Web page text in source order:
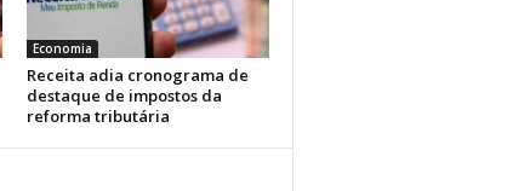
Economia
Receita adia cronograma de
destaque de impostos da
reforma tributária